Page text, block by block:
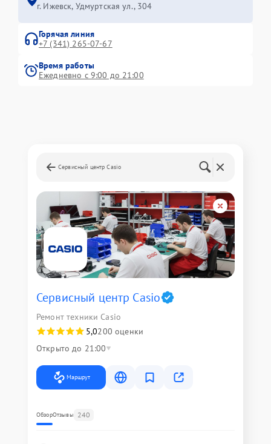
г. Ижевск, Удмуртская ул., 304
Горячая линия
+7 (341) 265-07-67
Время работы
Ежедневно с 9:00 до 21:00
Сервисный центр Casio
Сервисный центр Casio
Ремонт техники Casio
5,0200 оценки
Открыто до 21:00
Маршрут
ОбзорОтзывы 240